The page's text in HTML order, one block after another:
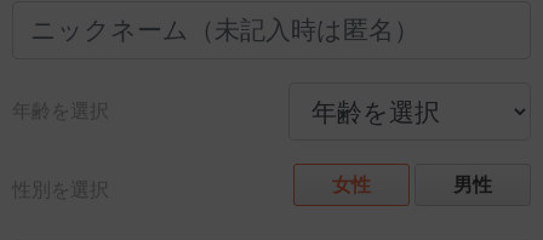
年齢を選択
性別を選択 女性 男性